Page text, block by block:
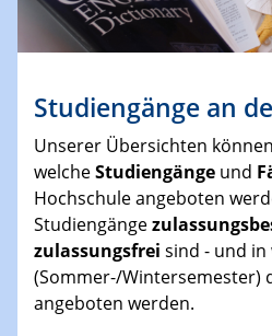
Studiengänge an
Unserer Übersichten
welcheStudiengänge und
Hochschule angeboten
Studiengänge
zulassungsfrei sind - und in
(Sommer-/Wintersemester)
angeboten werden.